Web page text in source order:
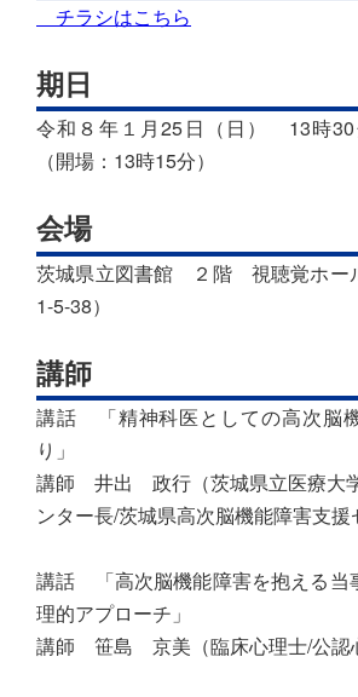
チラシはこちら
期日
令和８年１月25日（日） 13時30
（開場：13時15分）
会場
茨城県立図書館 ２階 視聴覚ホー
1-5-38）
講師
講話 「精神科医としての高次脳
り」
講師 井出 政行（茨城県立医療大
ンター長/茨城県高次脳機能障害支援
講話 「高次脳機能障害を抱える当
理的アプローチ」
講師 笹島 京美（臨床心理士/公認